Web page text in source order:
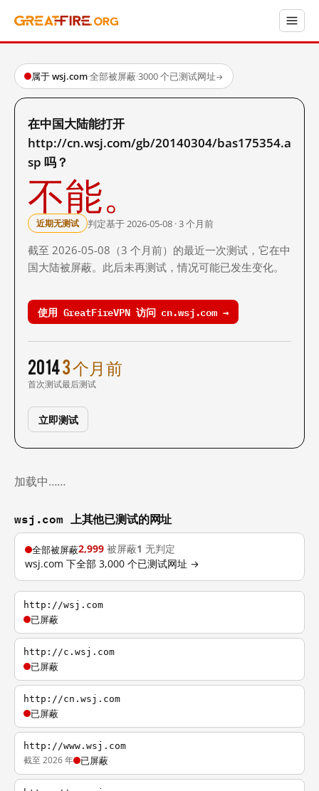
属于 wsj.com·全部被屏蔽·3000 个已测试网址→
在中国大陆能打开
http://cn.wsj.com/gb/20140304/bas175354.a
sp 吗？
不能。
近期无测试 判定基于 2026-05-08 · 3 个月前
截至 2026-05-08（3 个月前）的最近一次测试，它在中
国大陆被屏蔽。此后未再测试，情况可能已发生变化。
使用 GreatFireVPN 访问 cn.wsj.com →
2014
首次测试
3 个月前
最后测试
立即测试
加载中……
wsj.com 上其他已测试的网址
全部被屏蔽2,999 被屏蔽1 无判定
wsj.com 下全部 3,000 个已测试网址 →
http://wsj.com
已屏蔽
http://c.wsj.com
已屏蔽
http://cn.wsj.com
已屏蔽
http://www.wsj.com
截至 2026 年 已屏蔽